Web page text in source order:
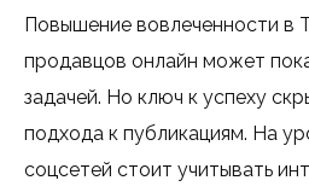
Повышение вовлеченности в
продавцов онлайн может
задачей. Но ключ к успеху
подхода к публикациям. На
соцсетей стоит учитывать